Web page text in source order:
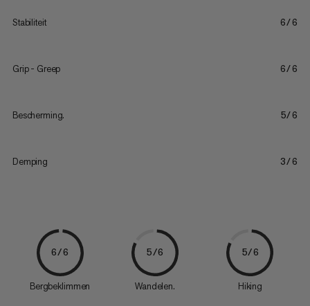
Stabiliteit 6/6
Grip - Greep 6/6
Bescherming. 5/6
Demping 3/6
6/6
Bergbeklimmen
5/6
Wandelen.
5/6
Hiking